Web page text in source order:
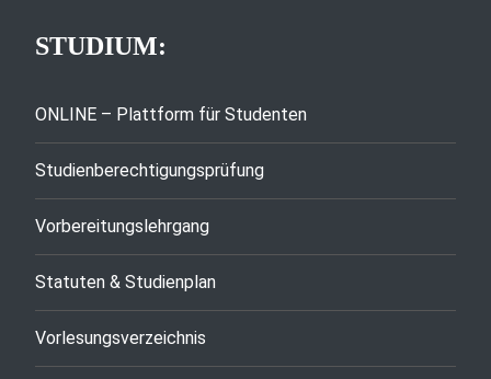
STUDIUM:
ONLINE – Plattform für Studenten
Studienberechtigungsprüfung
Vorbereitungslehrgang
Statuten & Studienplan
Vorlesungsverzeichnis